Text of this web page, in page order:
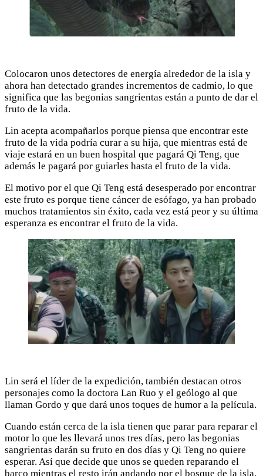
Colocaron unos detectores de energía alrededor de la isla y
ahora han detectado grandes incrementos de cadmio, lo que
significa que las begonias sangrientas están a punto de dar el
fruto de la vida.
Lin acepta acompañarlos porque piensa que encontrar este
fruto de la vida podría curar a su hija, que mientras está de
viaje estará en un buen hospital que pagará Qi Teng, que
además le pagará por guiarles hasta el fruto de la vida.
El motivo por el que Qi Teng está desesperado por encontrar
este fruto es porque tiene cáncer de esófago, ya han probado
muchos tratamientos sin éxito, cada vez está peor y su última
esperanza es encontrar el fruto de la vida.
Lin será el líder de la expedición, también destacan otros
personajes como la doctora Lan Ruo y el geólogo al que
llaman Gordo y que dará unos toques de humor a la película.
Cuando están cerca de la isla tienen que parar para reparar el
motor lo que les llevará unos tres días, pero las begonias
sangrientas darán su fruto en dos días y Qi Teng no quiere
esperar. Así que decide que unos se queden reparando el
barco mientras el resto irán andando por el bosque de la isla,